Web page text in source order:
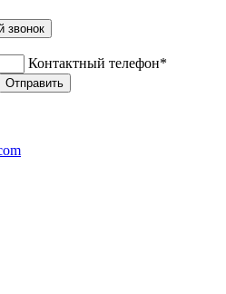
звонок
Контактный телефон*
Отправить